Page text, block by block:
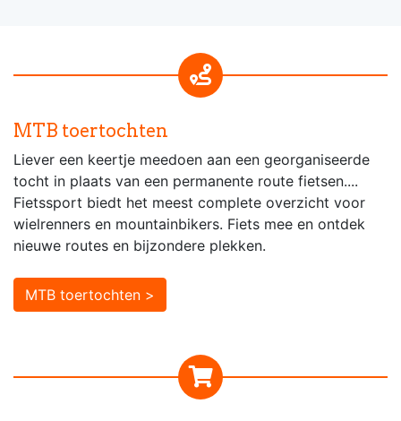
MTB toertochten
Liever een keertje meedoen aan een georganiseerde
tocht in plaats van een permanente route fietsen....
Fietssport biedt het meest complete overzicht voor
wielrenners en mountainbikers. Fiets mee en ontdek
nieuwe routes en bijzondere plekken.
MTB toertochten >